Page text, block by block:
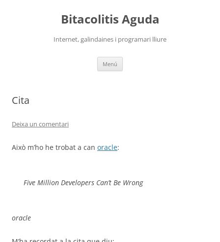
Bitacolitis Aguda
Internet, galindaines i programari lliure
Menú
Cita
Deixa un comentari
Això m’ho he trobat a can oracle:
Five Million Developers Can’t Be Wrong
oracle